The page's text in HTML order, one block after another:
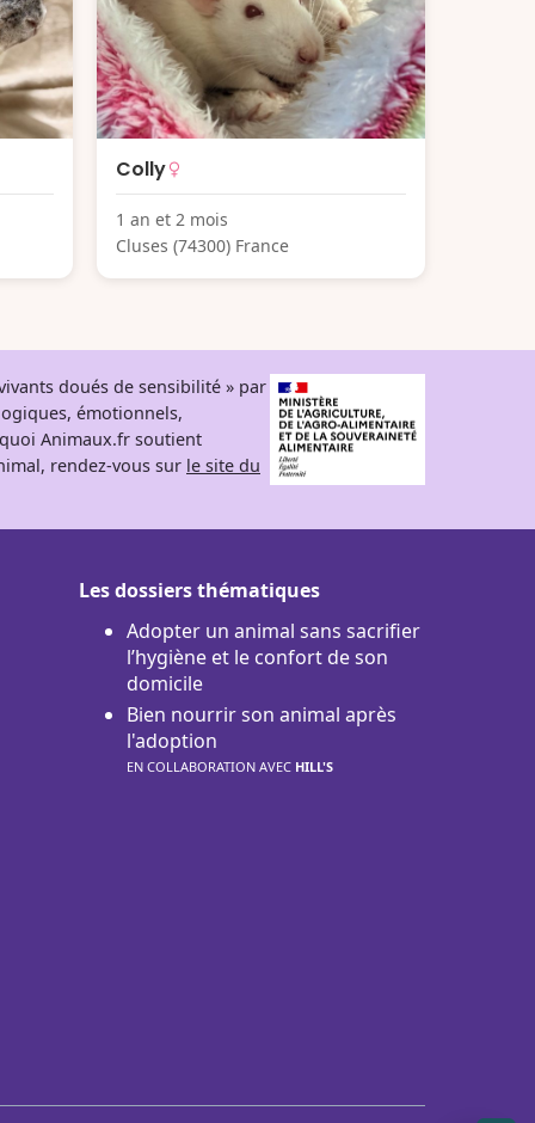
Colly
1 an et 2 mois
Cluses (74300) France
doués de sensibilité » par
émotionnels,
Animaux.fr soutient
rendez-vous sur le site du
Les dossiers thématiques
Adopter un animal sans sacrifier
l’hygiène et le confort de son
domicile
Bien nourrir son animal après
l'adoption
EN COLLABORATION AVEC HILL'S